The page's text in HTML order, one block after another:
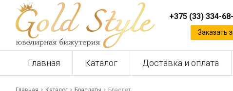
+375 (33) 334-
Заказать
Главная Каталог Доставка и оплата